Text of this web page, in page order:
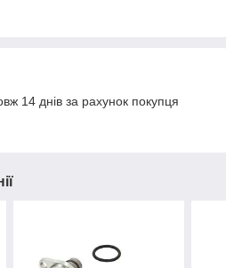
14 днів за рахунок покупця